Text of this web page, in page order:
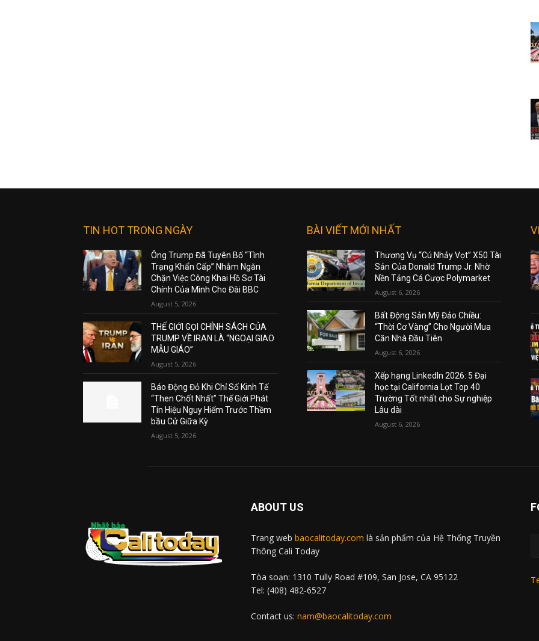
TIN HOT TRONG NGÀY
Ông Trump Đã Tuyên Bố “Tình
Trạng Khẩn Cấp” Nhằm Ngăn
Chặn Việc Công Khai Hồ Sơ Tài
Chính Của Mình Cho Đài BBC
August 5, 2026
THẾ GIỚI GỌI CHÍNH SÁCH CỦA
TRUMP VỀ IRAN LÀ “NGOẠI GIAO
MẪU GIÁO”
August 5, 2026
Báo Động Đỏ Khi Chỉ Số Kinh Tế
“Then Chốt Nhất” Thế Giới Phát
Tín Hiệu Nguy Hiểm Trước Thềm
bầu Cử Giữa Kỳ
August 5, 2026
BÀI VIẾT MỚI NHẤT
Thương Vụ “Cú Nhảy Vọt” X50 Tài
Sản Của Donald Trump Jr. Nhờ
Nền Tảng Cá Cược Polymarket
August 6, 2026
Bất Động Sản Mỹ Đảo Chiều:
“Thời Cơ Vàng” Cho Người Mua
Căn Nhà Đầu Tiên
August 6, 2026
Xếp hạng LinkedIn 2026: 5 Đại
học tại California Lọt Top 40
Trường Tốt nhất cho Sự nghiệp
Lâu dài
August 6, 2026
ABOUT US
Trang web baocalitoday.com là sản phẩm của Hệ Thống Truyền
Thông Cali Today
Tòa soạn: 1310 Tully Road #109, San Jose, CA 95122
Tel: (408) 482-6527
Contact us: nam@baocalitoday.com